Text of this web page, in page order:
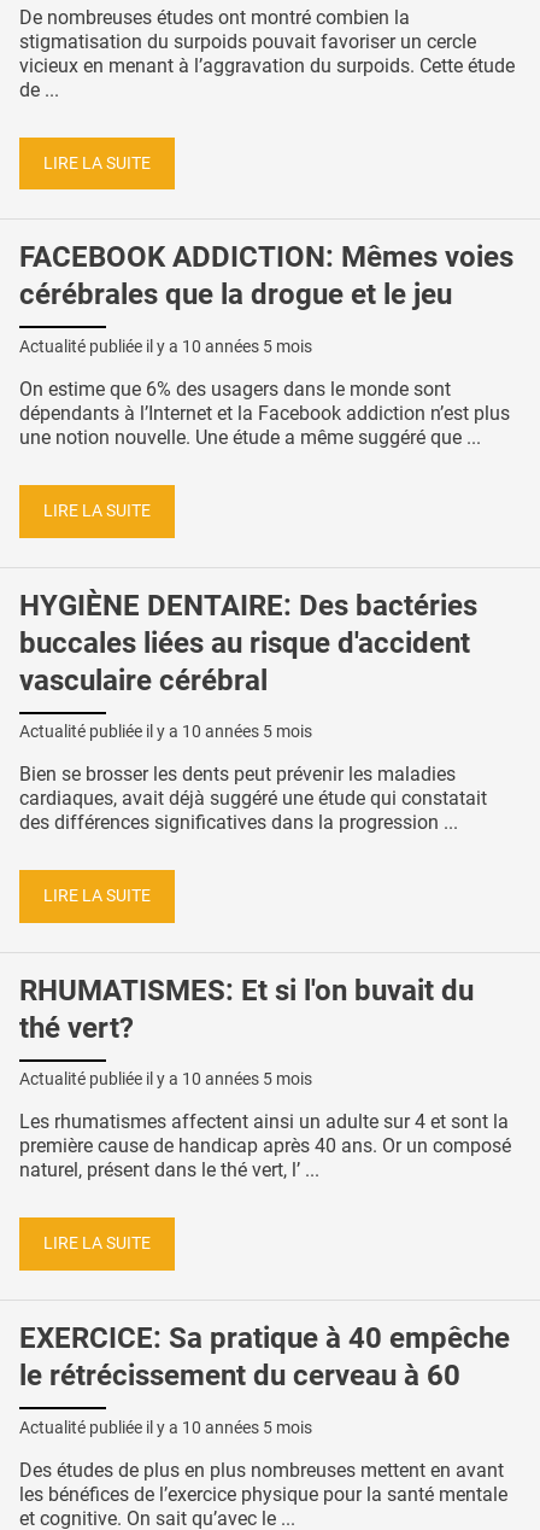
De nombreuses études ont montré combien la
stigmatisation du surpoids pouvait favoriser un cercle
vicieux en menant à l’aggravation du surpoids. Cette étude
de ...
LIRE LA SUITE
FACEBOOK ADDICTION: Mêmes voies
cérébrales que la drogue et le jeu
Actualité publiée il y a 10 années 5 mois
On estime que 6% des usagers dans le monde sont
dépendants à l’Internet et la Facebook addiction n’est plus
une notion nouvelle. Une étude a même suggéré que ...
LIRE LA SUITE
HYGIÈNE DENTAIRE: Des bactéries
buccales liées au risque d'accident
vasculaire cérébral
Actualité publiée il y a 10 années 5 mois
Bien se brosser les dents peut prévenir les maladies
cardiaques, avait déjà suggéré une étude qui constatait
des différences significatives dans la progression ...
LIRE LA SUITE
RHUMATISMES: Et si l'on buvait du
thé vert?
Actualité publiée il y a 10 années 5 mois
Les rhumatismes affectent ainsi un adulte sur 4 et sont la
première cause de handicap après 40 ans. Or un composé
naturel, présent dans le thé vert, l’ ...
LIRE LA SUITE
EXERCICE: Sa pratique à 40 empêche
le rétrécissement du cerveau à 60
Actualité publiée il y a 10 années 5 mois
Des études de plus en plus nombreuses mettent en avant
les bénéfices de l’exercice physique pour la santé mentale
et cognitive. On sait qu’avec le ...